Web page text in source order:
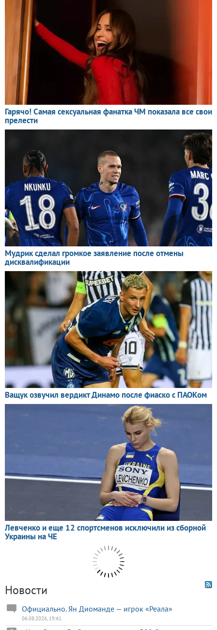
Новости
Официально. Ян Диоманде — игрок «Реала»
06.08.2026, 19:41